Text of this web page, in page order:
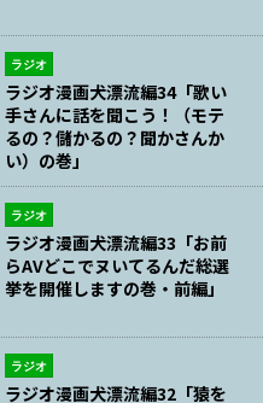
ラジオ
ラジオ漫画犬漂流編34「歌い
手さんに話を聞こう！（モテ
るの？儲かるの？聞かさんか
い）の巻」
ラジオ
ラジオ漫画犬漂流編33「お前
らAVどこでヌいてるんだ総選
挙を開催しますの巻・前編」
ラジオ
ラジオ漫画犬漂流編32「猿を